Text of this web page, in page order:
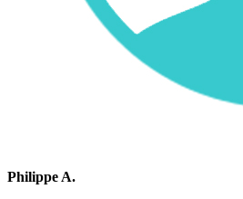
Philippe A.